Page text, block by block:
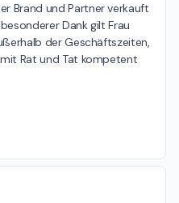
Brand und Partner verkauft
Dank gilt Frau
der Geschäftszeiten,
Rat und Tat kompetent